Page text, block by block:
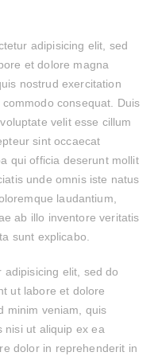
adipisicing elit, sed
et dolore magna
nostrud exercitation
consequat. Duis
velit esse cillum
sint occaecat
qui officia deserunt mollit
unde omnis iste natus
laudantium,
ab illo inventore veritatis
sunt explicabo.
elit, sed do
ut labore et dolore
minim veniam, quis
nisi ut aliquip ex ea
dolor in reprehenderit in